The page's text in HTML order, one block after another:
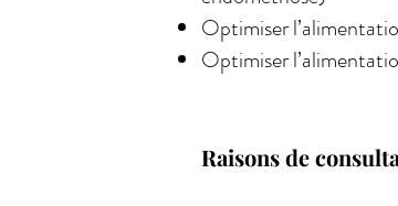
Optimiser
Optimiser
Raisons de